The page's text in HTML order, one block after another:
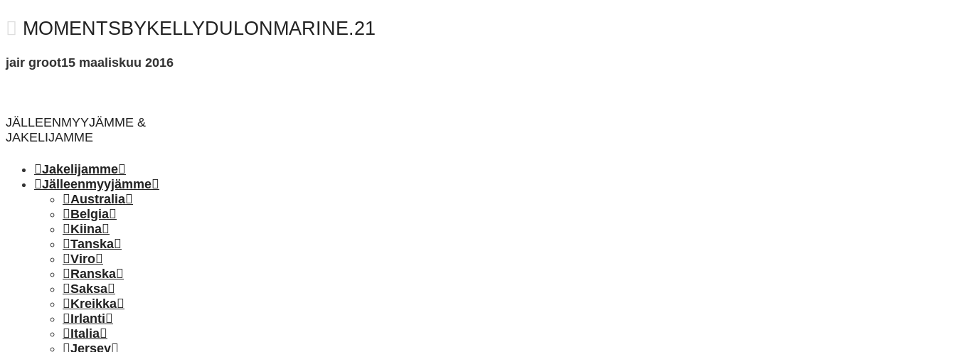
MOMENTSBYKELLYDULONMARINE.21
jair groot15 maaliskuu 2016
JÄLLEENMYYJÄMME &
JAKELIJAMME
Jakelijamme
Jälleenmyyjämme
Australia
Belgia
Kiina
Tanska
Viro
Ranska
Saksa
Kreikka
Irlanti
Italia
Jersey